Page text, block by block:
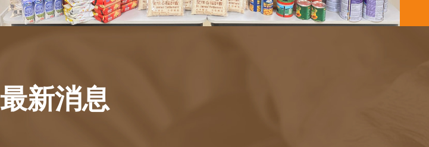
最新消息